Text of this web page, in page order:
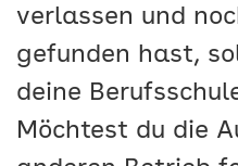
verlassen und
gefunden hast,
deine
Möchtest du die